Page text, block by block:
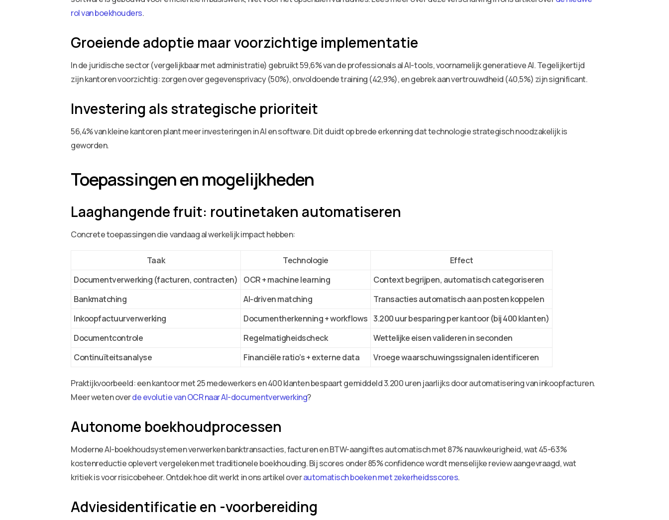
rol van boekhouders.
Groeiende adoptie maar voorzichtige implementatie
In de juridische sector (vergelijkbaar met administratie) gebruikt 59,6% van de professionals al AI-tools, voornamelijk generatieve AI. Tegelijkertijd
zijn kantoren voorzichtig: zorgen over gegevensprivacy (50%), onvoldoende training (42,9%), en gebrek aan vertrouwdheid (40,5%) zijn significant.
Investering als strategische prioriteit
56,4% van kleine kantoren plant meer investeringen in AI en software. Dit duidt op brede erkenning dat technologie strategisch noodzakelijk is
geworden.
Toepassingen en mogelijkheden
Laaghangende fruit: routinetaken automatiseren
Concrete toepassingen die vandaag al werkelijk impact hebben:
Taak Technologie
Effect
Documentverwerking (facturen, contracten)
OCR + machine learning
Context begrijpen, automatisch categoriseren
Bankmatching
AI-driven matching
Transacties automatisch aan posten koppelen
Inkoopfactuurverwerking
Documentherkenning + workflows 3.200 uur besparing per kantoor (bij 400 klanten)
Documentcontrole
Regelmatigheidscheck
Wettelijke eisen valideren in seconden
Continuïteitsanalyse
Financiële ratio’s + externe data Vroege waarschuwingssignalen identificeren
Praktijkvoorbeeld: een kantoor met 25 medewerkers en 400 klanten bespaart gemiddeld 3.200 uren jaarlijks door automatisering van inkoopfacturen.
Meer weten overde evolutie van OCR naar AI-documentverwerking?
Autonome boekhoudprocessen
Moderne AI-boekhoudsystemen verwerken banktransacties, facturen en BTW-aangiftes automatisch met 87% nauwkeurigheid, wat 45-63%
kostenreductie oplevert vergeleken met traditionele boekhouding. Bij scores onder 85% confidence wordt menselijke review aangevraagd, wat
kritiek is voor risicobeheer. Ontdek hoe dit werkt in ons artikel overautomatisch boeken met zekerheidsscores.
Adviesidentificatie en -voorbereiding